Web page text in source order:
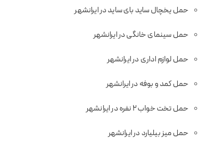
حمل یخچال ساید بای ساید در ایرانشهر
حمل سینمای خانگی در ایرانشهر
حمل لوازم اداری در ایرانشهر
حمل کمد و بوفه در ایرانشهر
حمل تخت خواب 2 نفره در ایرانشهر
حمل میز بیلیارد در ایرانشهر